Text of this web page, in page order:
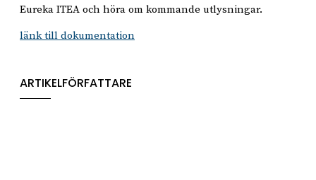
Eureka ITEA och höra om kommande utlysningar.
länk till dokumentation
ARTIKELFÖRFATTARE